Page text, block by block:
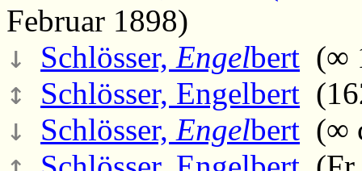
Februar 1898)
↓ Schlösser, Engelbert (∞
↕ Schlösser, Engelbert
↓ Schlösser, Engelbert (∞